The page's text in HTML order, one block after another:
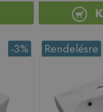
-3% Rendelésre